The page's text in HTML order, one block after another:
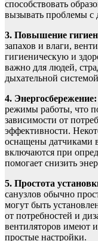
способствовать
вызывать проблемы с
3. Повышение
запахов и влаги,
гигиеническую и
важно для людей,
дыхательной
4. Энергосбережение:
режимы работы, что
зависимости от
эффективности.
оснащены датчиками
включаются при
помогает снизить
5. Простота
санузлов обычно
могут быть
от потребностей и
вентиляторов имеют
простые настройки.